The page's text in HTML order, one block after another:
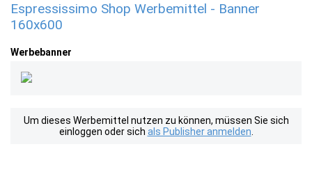
Espressissimo Shop Werbemittel - Banner
160x600
Werbebanner
Um dieses Werbemittel nutzen zu können, müssen Sie sich
einloggen oder sich als Publisher anmelden